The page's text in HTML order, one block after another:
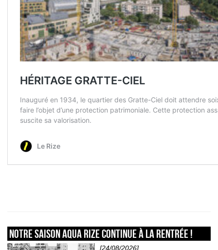
Notre saison Aqua Rize continue à la rentrée !
[24/08/2026]